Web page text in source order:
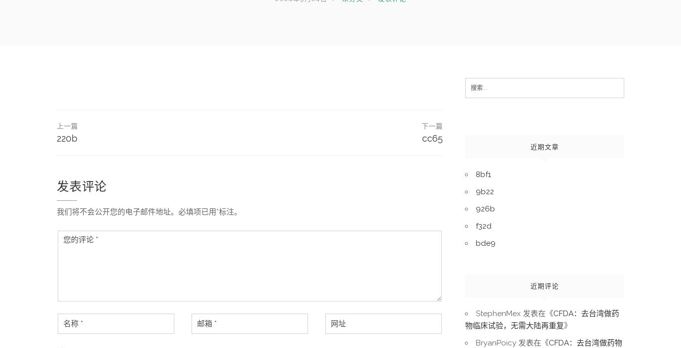
文
章
航
上一篇
220b
下一篇
cc65
发表评论
我们将不会公开您的电子邮件地址。必填项已用*标注。
Search
for:
近期文章
8bf1
9b22
926b
f32d
bde9
近期评论
StephenMex 发表在《CFDA：去台湾做药
物临床试验，无需大陆再重复》
BryanPoicy 发表在《CFDA：去台湾做药物